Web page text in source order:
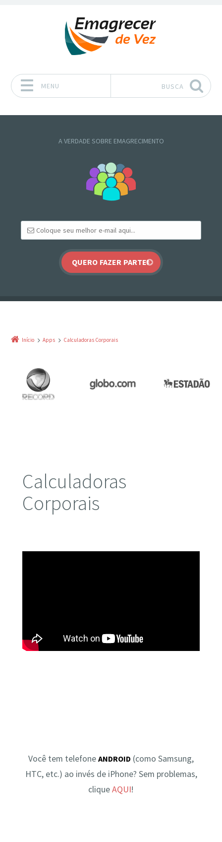
MENU BUSCA
A VERDADE SOBRE EMAGRECIMENTO
Início Apps Calculadoras Corporais
Calculadoras
Corporais
Você tem telefone ANDROID (como Samsung,
HTC, etc.) ao invés de iPhone? Sem problemas,
cliqueAQUI!